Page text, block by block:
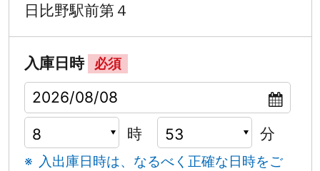
日比野駅前第４
入庫日時 必須
時 分
入出庫日時は、なるべく正確な日時をご